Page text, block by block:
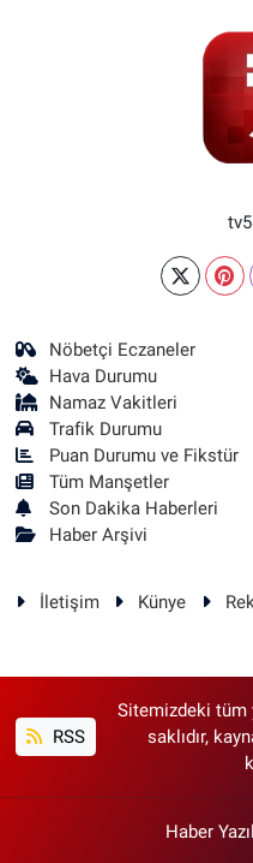
Nöbetçi Eczaneler
Hava Durumu
Namaz Vakitleri
Trafik Durumu
Puan Durumu ve Fikstür
Tüm Manşetler
Son Dakika Haberleri
Haber Arşivi
İletişim Künye
RSS
Sitemizdeki tüm
saklıdır,
Haber